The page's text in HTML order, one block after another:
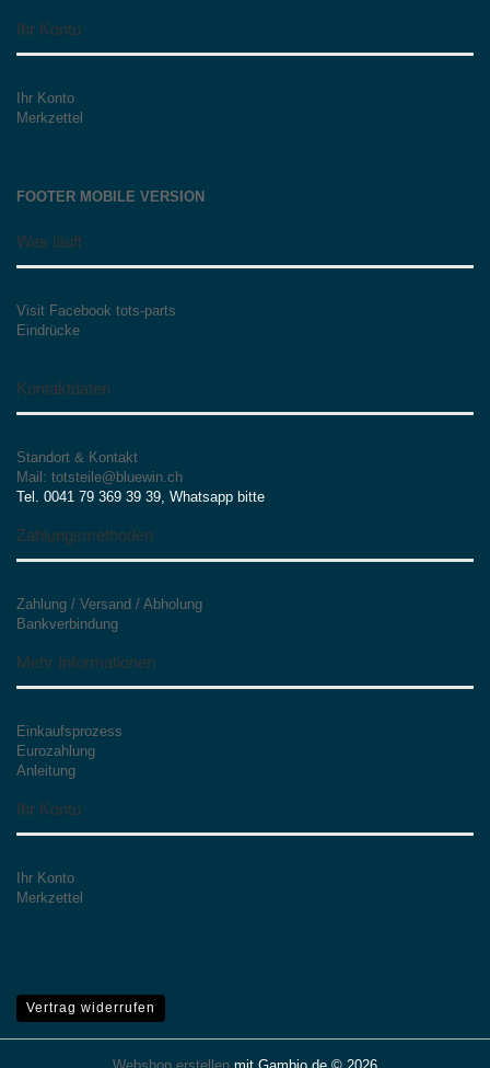
Ihr Konto
Ihr Konto
Merkzettel
FOOTER MOBILE VERSION
Was läuft
Visit Facebook tots-parts
Eindrücke
Kontaktdaten
Standort & Kontakt
Mail: totsteile@bluewin.ch
Tel. 0041 79 369 39 39, Whatsapp bitte
Zahlungsmethoden
Zahlung / Versand / Abholung
Bankverbindung
Mehr Informationen
Einkaufsprozess
Eurozahlung
Anleitung
Ihr Konto
Ihr Konto
Merkzettel
Vertrag widerrufen